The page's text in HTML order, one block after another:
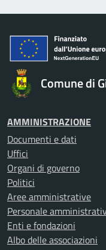
Comune di
AMMINISTRAZIONE
Documenti e dati
Uffici
Organi di governo
Politici
Aree amministrative
Personale
Enti e fondazioni
Albo delle associazioni